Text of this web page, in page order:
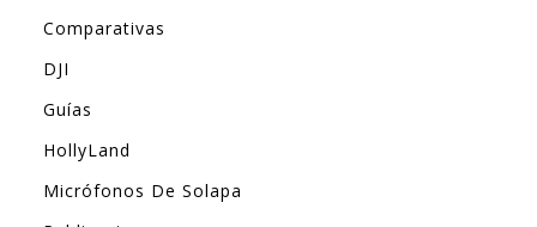
Comparativas
DJI
Guías
HollyLand
Micrófonos De Solapa